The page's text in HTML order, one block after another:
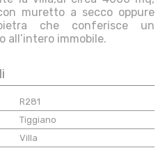
muretto a secco oppure
che conferisce un
all’intero immobile.
R281
Tiggiano
Villa